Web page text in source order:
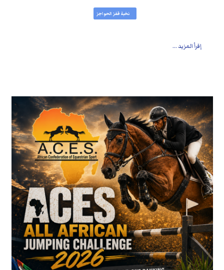
نخبة قفز الحواجز
إقرأ المزيد ...